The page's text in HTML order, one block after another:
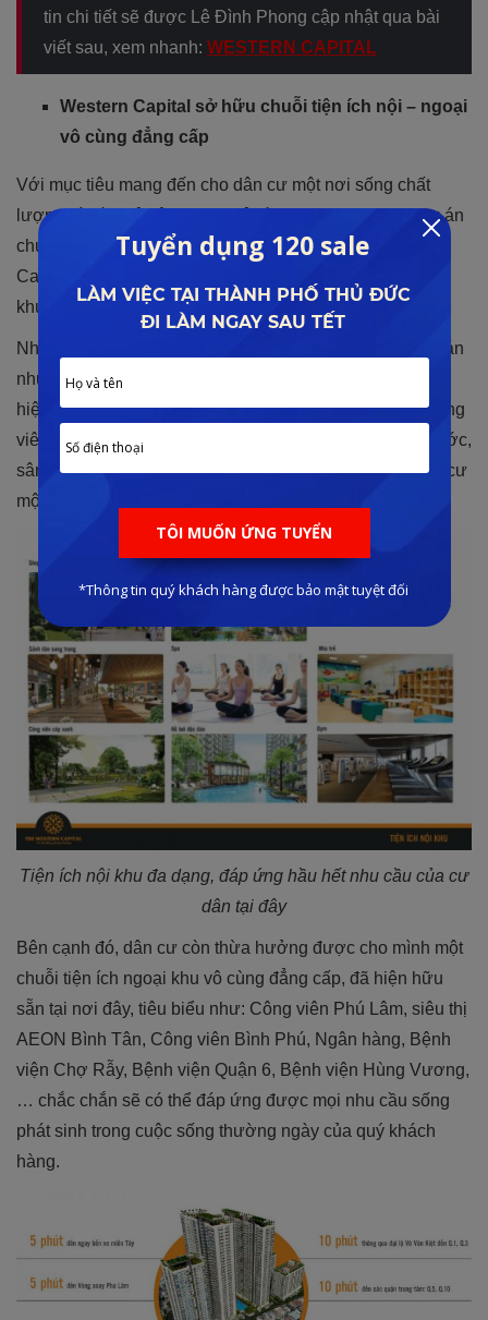
tin chi tiết sẽ được Lê Đình Phong cập nhật qua bài
viết sau, xem nhanh: WESTERN CAPITAL
Western Capital sở hữu chuỗi tiện ích nội – ngoại
vô cùng đẳng cấp
Với mục tiêu mang đến cho dân cư một nơi sống chất
lượng và đầy đủ tiện nghi, chủ đầu tư sẽ trang bị tại dự án
chuỗi tiện ích nội khu chuẩn 5 sao. Hiện tại, Western
Capital đang là dự án có diện tích phủ xanh lớn nhất tại
khu vực phía Tây Thành phố.
Những tiện ích nội khu hấp dẫn sẽ được trang bị tại dự án
như: hồ bơi tràn bờ, clubhouse sang trọng, phòng gym
hiện đại, spa cao cấp, khu vui chơi dành cho trẻ nhỏ, công
viên cây xanh với hệ thống vườn treo, quảng trường nước,
sân chơi leo núi, đổi cỏ cảnh quan,… đem đến cho dân cư
một cuộc sống cực kỳ chất lượng và tiện nghi.
Tiện ích nội khu đa dạng, đáp ứng hầu hết nhu cầu của cư
dân tại đây
Bên cạnh đó, dân cư còn thừa hưởng được cho mình một
chuỗi tiện ích ngoại khu vô cùng đẳng cấp, đã hiện hữu
sẵn tại nơi đây, tiêu biểu như: Công viên Phú Lâm, siêu thị
AEON Bình Tân, Công viên Bình Phú, Ngân hàng, Bệnh
viện Chợ Rẫy, Bệnh viện Quận 6, Bệnh viện Hùng Vương,
… chắc chắn sẽ có thể đáp ứng được mọi nhu cầu sống
phát sinh trong cuộc sống thường ngày của quý khách
hàng.